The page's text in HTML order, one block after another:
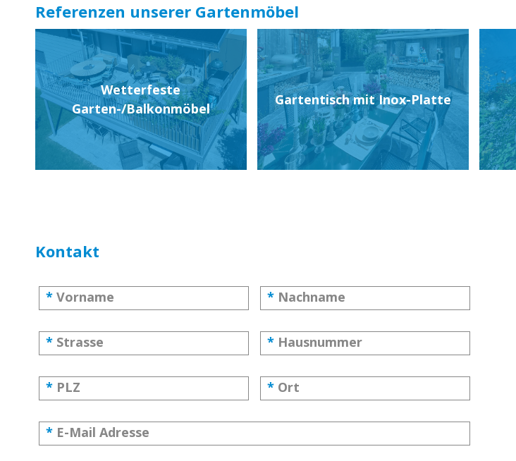
Referenzen unserer Gartenmöbel
Wetterfeste
Garten-/Balkonmöbel
Gartentisch mit Inox-Platte
Kontakt
Vorname
* Nachname
*
Strasse
* Hausnummer
*
PLZ
* Ort
*
E-Mail Adresse
*